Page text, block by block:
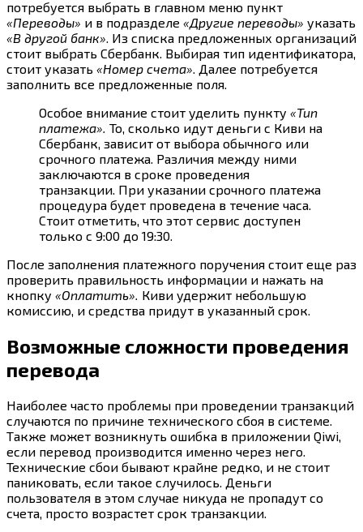
потребуется выбрать в главном меню пункт
«Переводы» и в подразделе «Другие переводы» указать
«В другой банк». Из списка предложенных организаций
стоит выбрать Сбербанк. Выбирая тип идентификатора,
стоит указать «Номер счета». Далее потребуется
заполнить все предложенные поля.
Особое внимание стоит уделить пункту «Тип
платежа». То, сколько идут деньги с Киви на
Сбербанк, зависит от выбора обычного или
срочного платежа. Различия между ними
заключаются в сроке проведения
транзакции. При указании срочного платежа
процедура будет проведена в течение часа.
Стоит отметить, что этот сервис доступен
только с 9:00 до 19:30.
После заполнения платежного поручения стоит еще раз
проверить правильность информации и нажать на
кнопку «Оплатить». Киви удержит небольшую
комиссию, и средства придут в указанный срок.
Возможные сложности проведения
перевода
Наиболее часто проблемы при проведении транзакций
случаются по причине технического сбоя в системе.
Также может возникнуть ошибка в приложении Qiwi,
если перевод производится именно через него.
Технические сбои бывают крайне редко, и не стоит
паниковать, если такое случилось. Деньги
пользователя в этом случае никуда не пропадут со
счета, просто возрастет срок транзакции.